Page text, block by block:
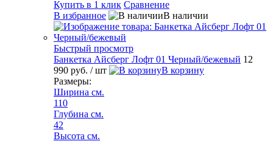
Купить в 1 клик Сравнение
В избранное
В наличии
Быстрый просмотр
Банкетка Айсберг Лофт 01 Черный/бежевый 12
990 руб. / шт
В корзину
Размеры:
Ширина см.
110
Глубина см.
42
Высота см.